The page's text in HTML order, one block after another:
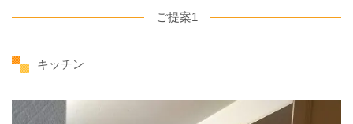
ご提案1
キッチン